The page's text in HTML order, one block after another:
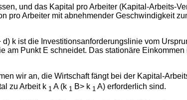
und das Kapital pro Arbeiter (Kapital-Arbeits-
pro Arbeiter mit abnehmender Geschwindigkeit
k ist die Investitionsanforderungslinie vom
am Punkt E schneidet. Das stationäre
wir an, die Wirtschaft fängt bei der Kapital-
zu Arbeit k 1 A (k 1 B> k 1 A) erforderlich sind.